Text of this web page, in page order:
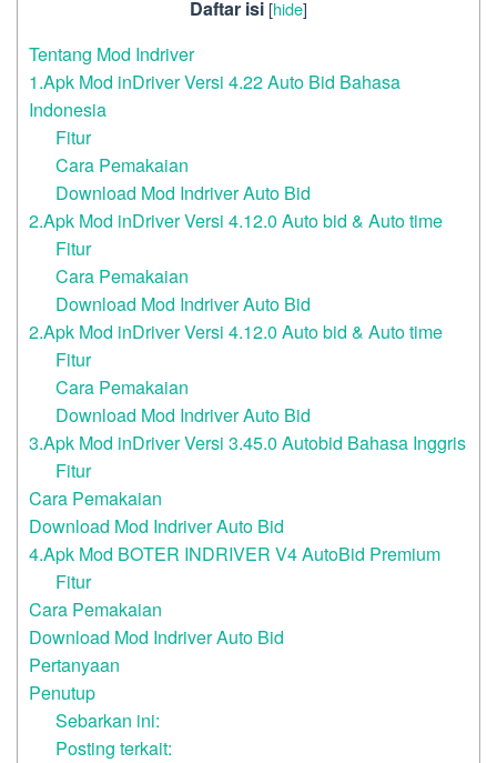
Daftar isi [hide]
Tentang Mod Indriver
1.Apk Mod inDriver Versi 4.22 Auto Bid Bahasa
Indonesia
Fitur
Cara Pemakaian
Download Mod Indriver Auto Bid
2.Apk Mod inDriver Versi 4.12.0 Auto bid & Auto time
Fitur
Cara Pemakaian
Download Mod Indriver Auto Bid
2.Apk Mod inDriver Versi 4.12.0 Auto bid & Auto time
Fitur
Cara Pemakaian
Download Mod Indriver Auto Bid
3.Apk Mod inDriver Versi 3.45.0 Autobid Bahasa Inggris
Fitur
Cara Pemakaian
Download Mod Indriver Auto Bid
4.Apk Mod BOTER INDRIVER V4 AutoBid Premium
Fitur
Cara Pemakaian
Download Mod Indriver Auto Bid
Pertanyaan
Penutup
Sebarkan ini:
Posting terkait: